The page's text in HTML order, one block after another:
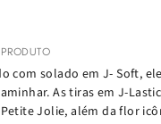
com solado em J- Soft,
As tiras em J-
Jolie, além da flor